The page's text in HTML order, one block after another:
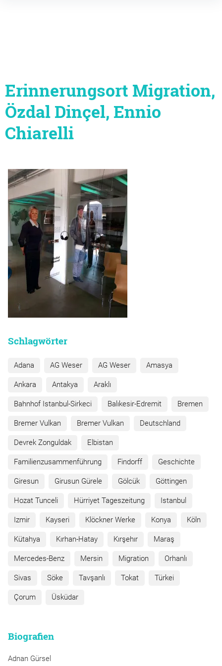
Erinnerungsort Migration,
Özdal Dinçel, Ennio
Chiarelli
Beitragsnavigation
Schlagwörter
Adana AG Weser AG Weser Amasya
Ankara Antakya Araklı
Bahnhof Istanbul-Sirkeci Balıkesir-Edremit Bremen
Bremer Vulkan Bremer Vulkan Deutschland
Devrek Zonguldak Elbistan
Familienzusammenführung Findorff Geschichte
Giresun Girusun Gürele Gölcük Göttingen
Hozat Tunceli Hürriyet Tageszeitung Istanbul
Izmir Kayseri Klöckner Werke Konya Köln
Kütahya Kırhan-Hatay Kırşehır Maraş
Mercedes-Benz Mersin Migration Orhanlı
Sivas Söke Tavşanlı Tokat Türkei
Çorum Üsküdar
Biografien
Adnan Gürsel